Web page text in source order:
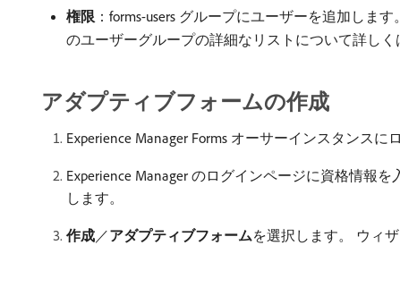
権限 ：forms-users グループにユーザーを追加しま
のユーザーグループの詳細なリストについて詳しく
アダプティブフォームの作成
Experience Manager Forms オーサーインスタンス
Experience Manager のログインページに資格情報
します。
作成／アダプティブフォームを選択します。 ウィ